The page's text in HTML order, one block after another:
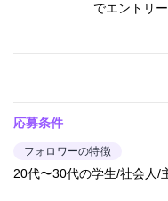
でエントリー
応募条件
フォロワーの特徴
20代〜30代の学生/社会人/